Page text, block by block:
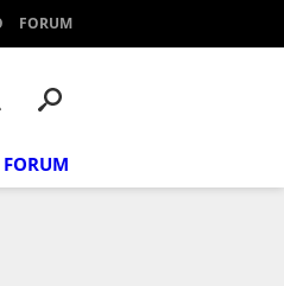
FORUM
FORUM